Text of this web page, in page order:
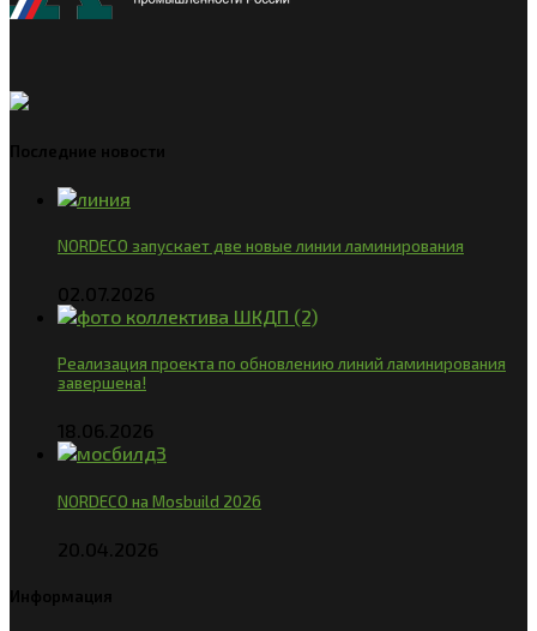
Последние новости
NORDECO запускает две новые линии ламинирования
02.07.2026
Реализация проекта по обновлению линий ламинирования
завершена!
18.06.2026
NORDECO на Mosbuild 2026
20.04.2026
Информация